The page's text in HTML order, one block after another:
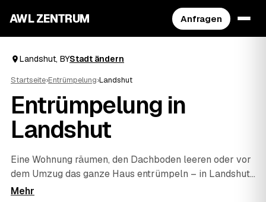
AWL ZENTRUM Anfragen
Landshut, BYStadt ändern
Startseite›Entrümpelung›Landshut
Entrümpelung in
Landshut
Eine Wohnung räumen, den Dachboden leeren oder vor
dem Umzug das ganze Haus entrümpeln – in Landshut
müssen Sie sich dafür nicht selbst auf die Suche nach